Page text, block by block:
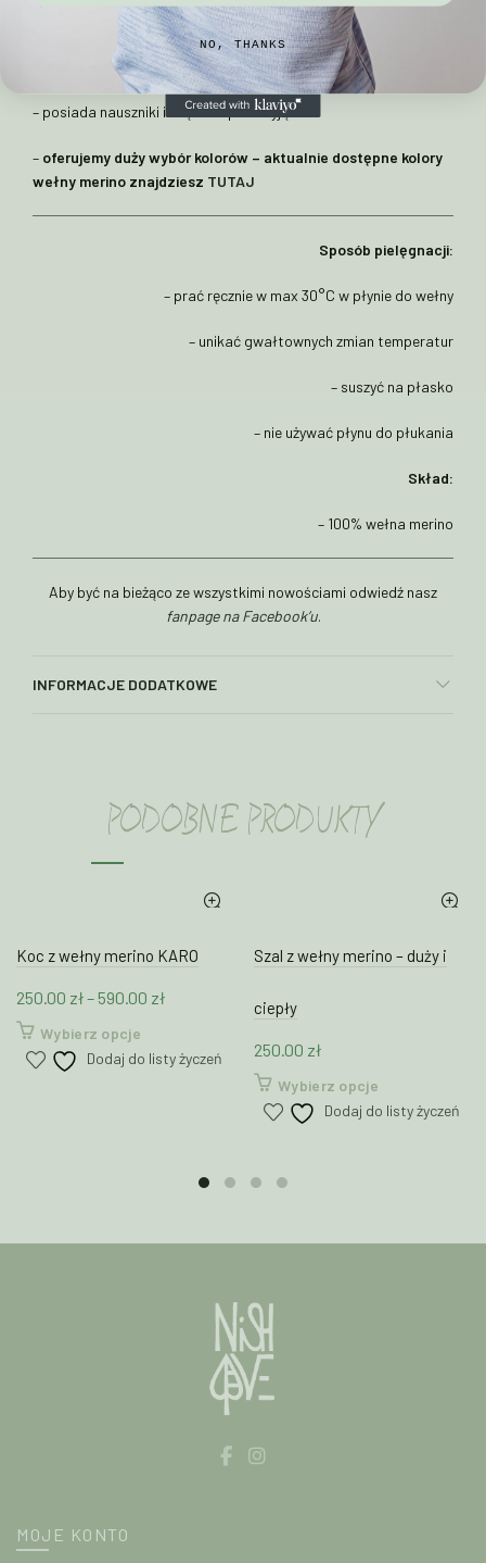
– dzianina o gramaturze 300g
– uroczy design z uszkami misia
– posiada nauszniki i wiązanie pod szyją
– oferujemy duży wybór kolorów – aktualnie dostępne kolory
wełny merino znajdziesz TUTAJ
Sposób pielęgnacji:
– prać ręcznie w max 30°C w płynie do wełny
– unikać gwałtownych zmian temperatur
– suszyć na płasko
– nie używać płynu do płukania
Skład:
– 100% wełna merino
Aby być na bieżąco ze wszystkimi nowościami odwiedź nasz
fanpage na Facebook’u.
INFORMACJE DODATKOWE
PODOBNE PRODUKTY
Koc z wełny merino KARO
250.00 zł– 590.00 złZakres
od
Wybierz opcjeTen
produkt
stronie
Dodaj do listy życzeń
Szal z wełny merino – duży i
ciepły
250.00 zł
Wybierz opcjeTen
produkt
Dodaj do listy życzeń
MOJE KONTO
NO, THANKS